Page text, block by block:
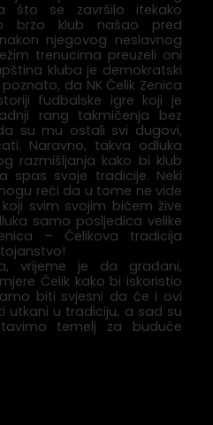
što se završilo itekako
brzo klub našao pred
njegovog neslavnog
trenucima preuzeli oni
kluba je demokratski
da NK Čelik Zenica
fudbalske igre koji je
rang takmičenja bez
su mu ostali svi dugovi,
Naravno, takva odluka
razmišljanja kako bi klub
spas svoje tradicije. Neki
reći da u tome ne vide
svim svojim bićem žive
samo posljedica velike
– Čelikova tradicija
vrijeme je da građani,
Čelik kako bi iskoristio
biti svjesni da će i ovi
utkani u tradiciju, a sad su
temelj za buduće